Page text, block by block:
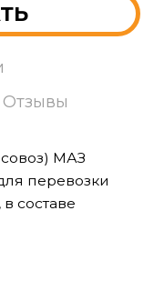
Отзывы
МАЗ
перевозки
составе